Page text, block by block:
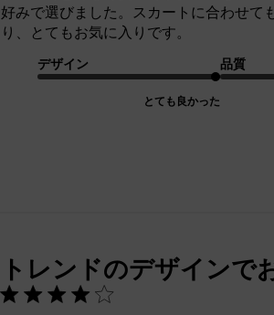
好みで選びました。スカートに合わせて
り、とてもお気に入りです。
デザイン
とても良かった
品質
トレンドのデザインで